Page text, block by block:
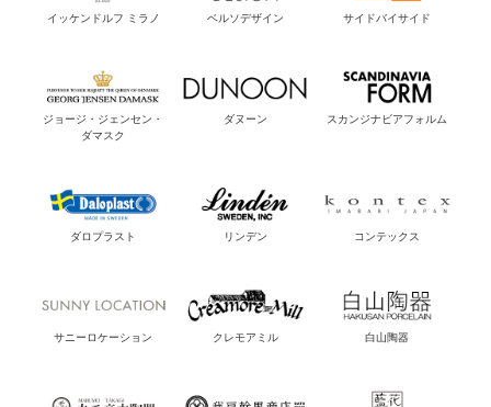
イッケンドルフ ミラノ ベルソデザイン サイドバイサイド
ジョージ・ジェンセン・
ダマスク
ダヌーン スカンジナビアフォルム
ダロプラスト リンデン コンテックス
サニーロケーション クレモアミル 白山陶器